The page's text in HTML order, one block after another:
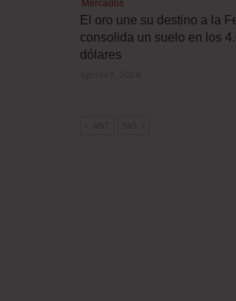
Mercados
El oro une su destino a la
consolida un suelo en los
dólares